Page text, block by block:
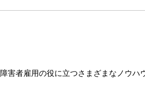
者雇用の役に立つさまざまなノウハ